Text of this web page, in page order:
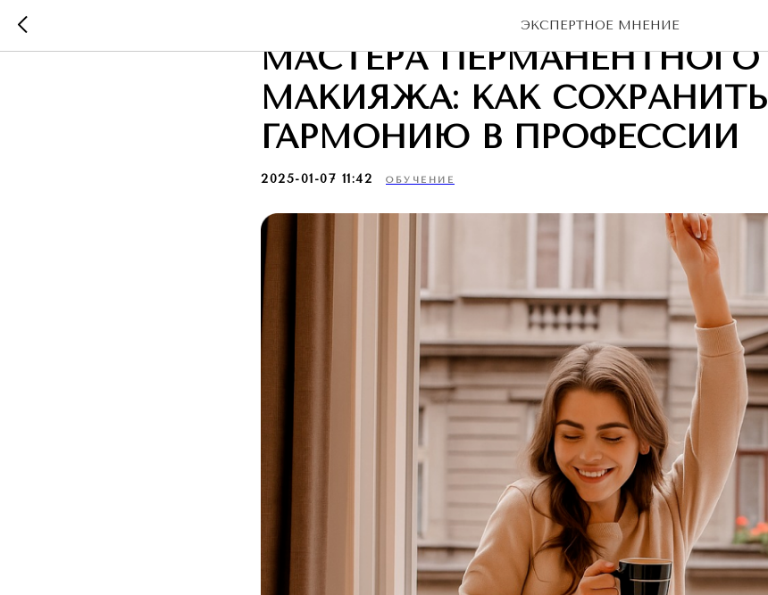
ЭКСПЕРТНОЕ МНЕНИЕ
ЗДОРОВЬЕ И БЛАГОПОЛУЧИЕ
МАСТЕРА ПЕРМАНЕНТНОГО
МАКИЯЖА: КАК СОХРАНИТЬ
ГАРМОНИЮ В ПРОФЕССИИ
2025-01-07 11:42 ОБУЧЕНИЕ